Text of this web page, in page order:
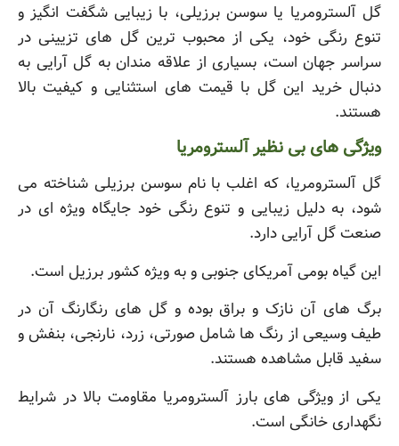
گل آلسترومریا یا سوسن برزیلی، با زیبایی شگفت انگیز و
تنوع رنگی خود، یکی از محبوب ترین گل های تزیینی در
سراسر جهان است، بسیاری از علاقه مندان به گل آرایی به
دنبال خرید این گل با قیمت های استثنایی و کیفیت بالا
هستند.
ویژگی های بی نظیر آلسترومریا
گل آلسترومریا، که اغلب با نام سوسن برزیلی شناخته می
شود، به دلیل زیبایی و تنوع رنگی خود جایگاه ویژه ای در
صنعت گل آرایی دارد.
این گیاه بومی آمریکای جنوبی و به ویژه کشور برزیل است.
برگ های آن نازک و براق بوده و گل های رنگارنگ آن در
طیف وسیعی از رنگ ها شامل صورتی، زرد، نارنجی، بنفش و
سفید قابل مشاهده هستند.
یکی از ویژگی های بارز آلسترومریا مقاومت بالا در شرایط
نگهداری خانگی است.